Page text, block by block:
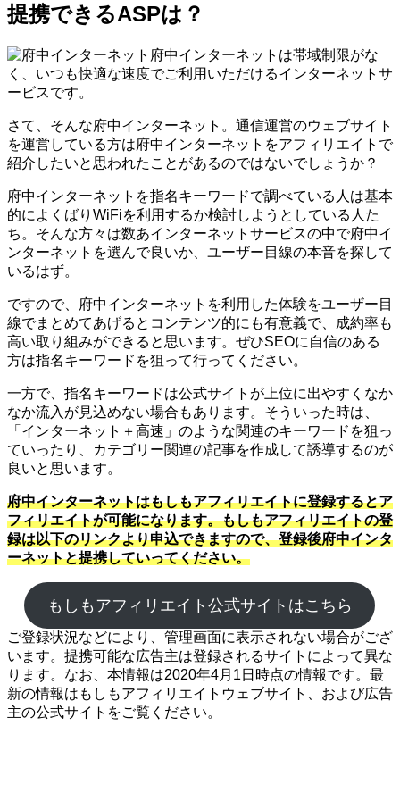
提携できるASPは？
府中インターネットは帯域制限がな
く、いつも快適な速度でご利用いただけるインターネットサ
ービスです。
さて、そんな府中インターネット。通信運営のウェブサイト
を運営している方は府中インターネットをアフィリエイトで
紹介したいと思われたことがあるのではないでしょうか？
府中インターネットを指名キーワードで調べている人は基本
的によくばりWiFiを利用するか検討しようとしている人た
ち。そんな方々は数あインターネットサービスの中で府中イ
ンターネットを選んで良いか、ユーザー目線の本音を探して
いるはず。
ですので、府中インターネットを利用した体験をユーザー目
線でまとめてあげるとコンテンツ的にも有意義で、成約率も
高い取り組みができると思います。ぜひSEOに自信のある
方は指名キーワードを狙って行ってください。
一方で、指名キーワードは公式サイトが上位に出やすくなか
なか流入が見込めない場合もあります。そういった時は、
「インターネット＋高速」のような関連のキーワードを狙っ
ていったり、カテゴリー関連の記事を作成して誘導するのが
良いと思います。
府中インターネットはもしもアフィリエイトに登録するとア
フィリエイトが可能になります。もしもアフィリエイトの登
録は以下のリンクより申込できますので、登録後府中インタ
ーネットと提携していってください。
もしもアフィリエイト公式サイトはこちら
ご登録状況などにより、管理画面に表示されない場合がござ
います。提携可能な広告主は登録されるサイトによって異な
ります。なお、本情報は2020年4月1日時点の情報です。最
新の情報はもしもアフィリエイトウェブサイト、および広告
主の公式サイトをご覧ください。